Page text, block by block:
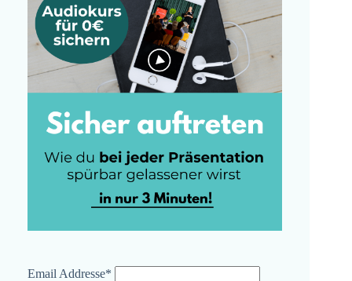
Email Addresse*